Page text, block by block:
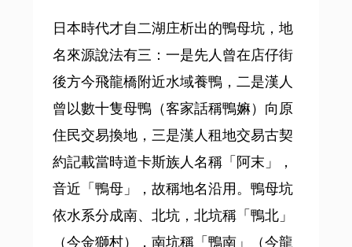
日本時代才自二湖庄析出的鴨母坑，地
名來源說法有三：一是先人曾在店仔街
後方今飛龍橋附近水域養鴨，二是漢人
曾以數十隻母鴨（客家話稱鴨嫲）向原
住民交易換地，三是漢人租地交易古契
約記載當時道卡斯族人名稱「阿末」，
音近「鴨母」，故稱地名沿用。鴨母坑
依水系分成南、北坑，北坑稱「鴨北」
（今金獅村），南坑稱「鴨南」（今龍